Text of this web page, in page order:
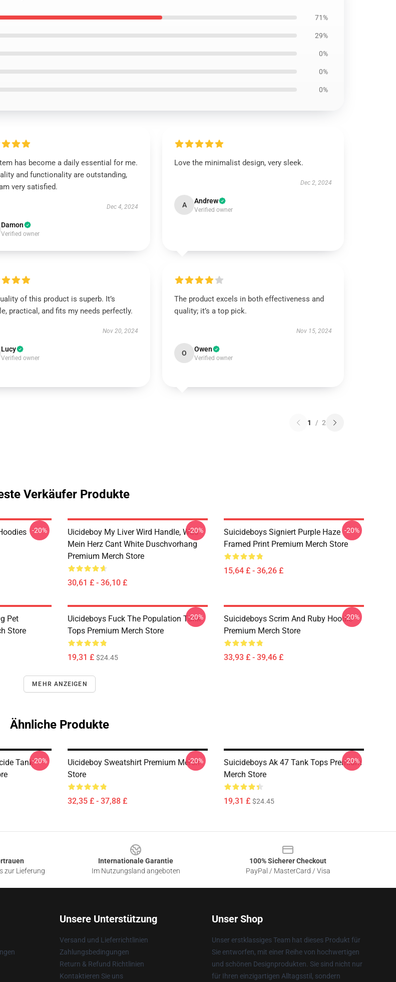
71%
29%
0%
0%
0%
has become a daily essential for me.
and functionality are outstanding,
very satisfied.
Dec 4, 2024
Damon
Verified owner
Love the minimalist design, very sleek.
Dec 2, 2024
A Andrew
Verified owner
of this product is superb. It’s
practical, and fits my needs perfectly.
Nov 20, 2024
Lucy
Verified owner
The product excels in both effectiveness and
quality; it’s a top pick.
Nov 15, 2024
O Owen
Verified owner
1 / 2
Verkäufer Produkte
-20%
Uicideboy My Liver Wird Handle, Was
Mein Herz Cant White Duschvorhang
Premium Merch Store
30,61 £ - 36,10 £
-20%
Suicideboys Signiert Purple Haze
Framed Print Premium Merch Store
15,64 £ - 36,26 £
-20%
Pet
Store
Uicideboys Fuck The Population Tank
Tops Premium Merch Store
19,31 £ $24.45
-20%
Suicideboys Scrim And Ruby Hoodie
Premium Merch Store
33,93 £ - 39,46 £
-20%
MEHR ANZEIGEN
Ähnliche Produkte
Tank-20%
Uicideboy Sweatshirt Premium Merch
Store
32,35 £ - 37,88 £
-20%
Suicideboys Ak 47 Tank Tops Premium
Merch Store
19,31 £ $24.45
-20%
zur Lieferung
Internationale Garantie
Im Nutzungsland angeboten
100% Sicherer Checkout
PayPal / MasterCard / Visa
Unsere Unterstützung
Versand und Lieferrichtlinien
Zahlungsbedingungen
Return & Refund Richtlinien
Kontaktieren Sie uns
Unser Shop
Unser erstklassiges Team hat dieses Produkt für
Sie entworfen, mit einer Reihe von hochwertigen
und schönen Designprodukten. Sie sind nicht nur
für Ihren einzigartigen Alltagsstil, sondern